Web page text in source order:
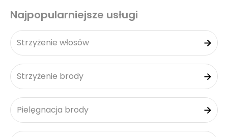
Najpopularniejsze usługi
Strzyżenie włosów
Strzyżenie brody
Pielęgnacja brody